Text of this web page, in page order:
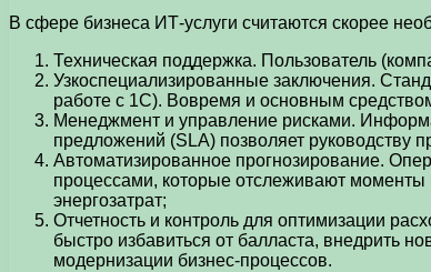
В сфере бизнеса ИТ-услуги считаются скорее
Техническая поддержка. Пользователь
Узкоспециализированные заключения.
работе с 1С). Вовремя и основным
Менеджмент и управление рисками.
предложений (SLA) позволяет руководству
Автоматизированное прогнозирование.
процессами, которые отслеживают
энергозатрат;
Отчетность и контроль для оптимизации
быстро избавиться от балласта, внедрить
модернизации бизнес-процессов.